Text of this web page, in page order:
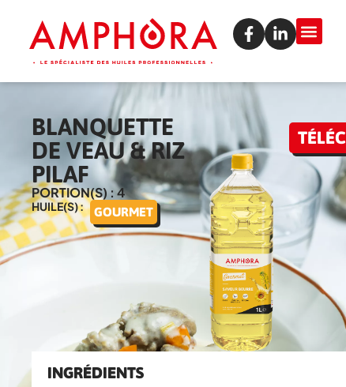
BLANQUETTE
DE VEAU & RIZ
PILAF
PORTION(S) : 4
HUILE(S) : GOURMET
INGRÉDIENTS